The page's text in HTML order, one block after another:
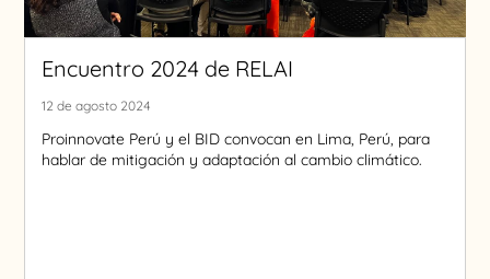
Encuentro 2024 de RELAI
12 de agosto 2024
Proinnovate Perú y el BID convocan en Lima, Perú, para
hablar de mitigación y adaptación al cambio climático.